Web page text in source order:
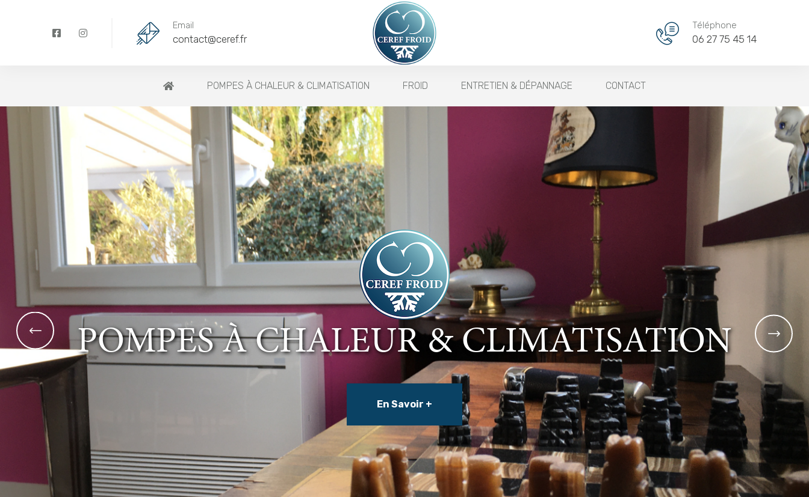
Email
contact@ceref.fr
Téléphone
06 27 75 45 14
POMPES À CHALEUR & CLIMATISATION FROID ENTRETIEN & DÉPANNAGE CONTACT
En Savoir +
FROID
En Savoir +